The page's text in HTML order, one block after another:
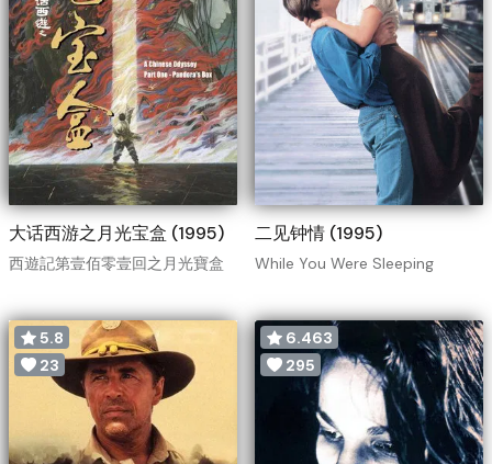
大话西游之月光宝盒 (1995)
西遊記第壹佰零壹回之月光寶盒
二见钟情 (1995)
While You Were Sleeping
5.8
23
6.463
295